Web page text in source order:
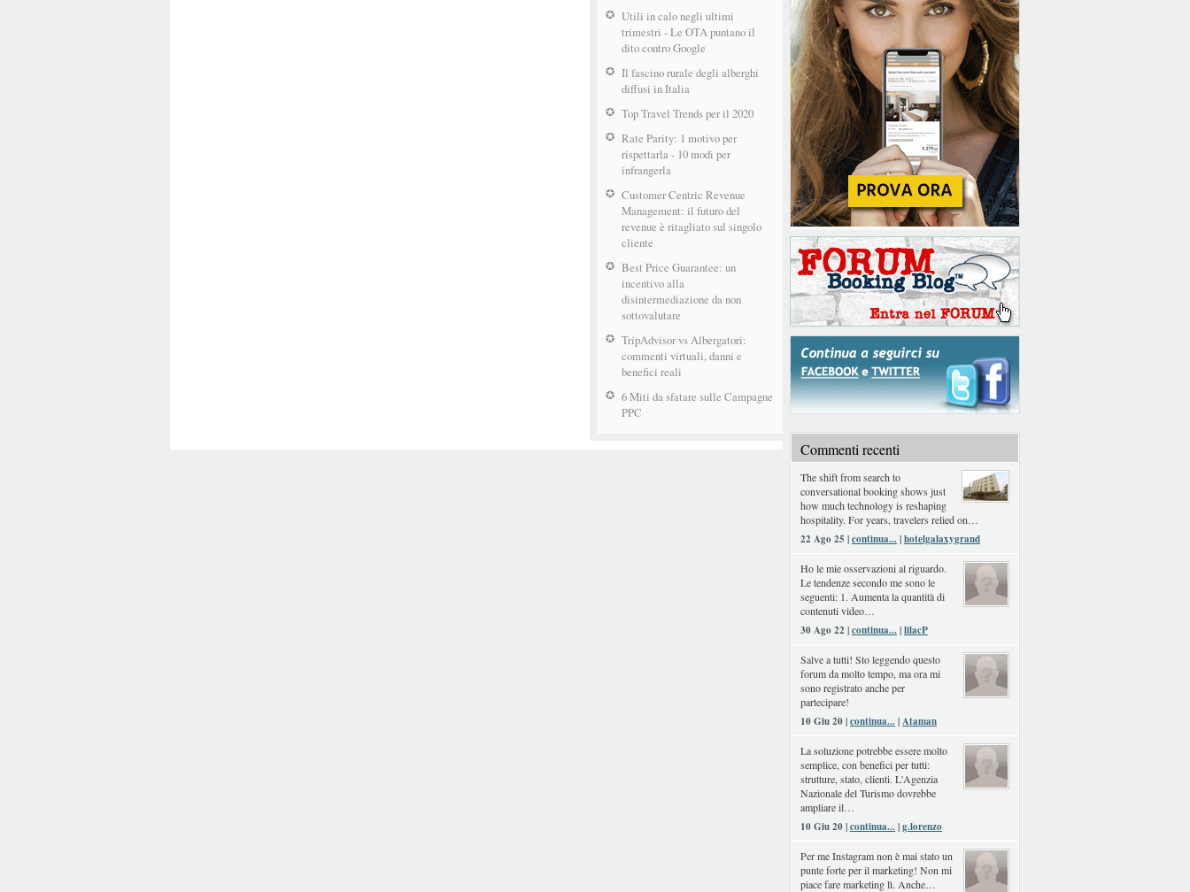
Utili in calo negli ultimi
trimestri - Le OTA puntano il
dito contro Google
Il fascino rurale degli alberghi
diffusi in Italia
Top Travel Trends per il 2020
Rate Parity: 1 motivo per
rispettarla - 10 modi per
infrangerla
Customer Centric Revenue
Management: il futuro del
revenue è ritagliato sul singolo
cliente
Best Price Guarantee: un
incentivo alla
disintermediazione da non
sottovalutare
TripAdvisor vs Albergatori:
commenti virtuali, danni e
benefici reali
6 Miti da sfatare sulle Campagne
PPC
Commenti recenti
The shift from search to
conversational booking shows just
how much technology is reshaping
hospitality. For years, travelers relied on…
22 Ago 25 |continua...|hotelgalaxygrand
Ho le mie osservazioni al riguardo.
Le tendenze secondo me sono le
seguenti: 1. Aumenta la quantità di
contenuti video…
30 Ago 22 |continua...|lilacP
Salve a tutti! Sto leggendo questo
forum da molto tempo, ma ora mi
sono registrato anche per
partecipare!
10 Giu 20 |continua...|Ataman
La soluzione potrebbe essere molto
semplice, con benefici per tutti:
strutture, stato, clienti. L'Agenzia
Nazionale del Turismo dovrebbe
ampliare il…
10 Giu 20 |continua...|g.lorenzo
Per me Instagram non è mai stato un
punte forte per il marketing! Non mi
piace fare marketing lì. Anche…